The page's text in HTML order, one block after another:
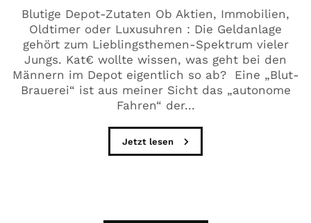
Blutige Depot-Zutaten Ob Aktien, Immobilien,
Oldtimer oder Luxusuhren : Die Geldanlage
gehört zum Lieblingsthemen-Spektrum vieler
Jungs. Kat€ wollte wissen, was geht bei den
Männern im Depot eigentlich so ab? Eine „Blut-
Brauerei“ ist aus meiner Sicht das „autonome
Fahren“ der...
Jetzt lesen